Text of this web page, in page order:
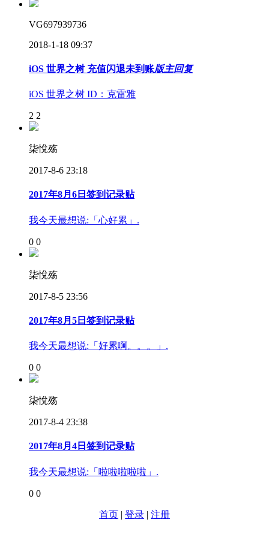
VG697939736
2018-1-18 09:37
iOS 世界之树 充值闪退未到账版主回复
iOS 世界之树 ID：克雷雅
2 2
柒悅殇
2017-8-6 23:18
2017年8月6日签到记录贴
我今天最想说:「心好累」.
0 0
柒悅殇
2017-8-5 23:56
2017年8月5日签到记录贴
我今天最想说:「好累啊。。。」.
0 0
柒悅殇
2017-8-4 23:38
2017年8月4日签到记录贴
我今天最想说:「啦啦啦啦啦」.
0 0
首页 | 登录 | 注册